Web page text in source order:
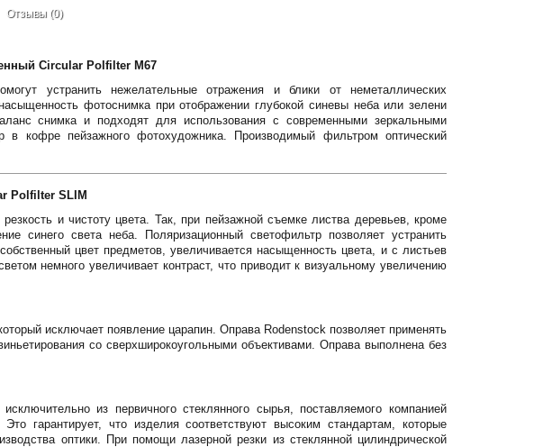
Отзывы (0)
Circular Polfilter M67
устранить нежелательные отражения и блики от неметаллических
фотоснимка при отображении глубокой синевы неба или зелени
снимка и подходят для использования с современными зеркальными
в кофре пейзажного фотохудожника. Производимый фильтром оптический
Polfilter SLIM
и чистоту цвета. Так, при пейзажной съемке листва деревьев, кроме
синего света неба. Поляризационный светофильтр позволяет устранить
цвет предметов, увеличивается насыщенность цвета, и с листьев
немного увеличивает контраст, что приводит к визуальному увеличению
исключает появление царапин. Оправа Rodenstock позволяет применять
со сверхширокоугольными объективами. Оправа выполнена без
из первичного стеклянного сырья, поставляемого компанией
гарантирует, что изделия соответствуют высоким стандартам, которые
оптики. При помощи лазерной резки из стеклянной цилиндрической